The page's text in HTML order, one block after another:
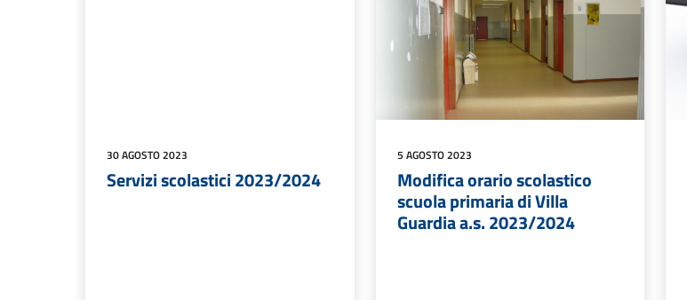
30 AGOSTO 2023
Servizi scolastici 2023/2024
5 AGOSTO 2023
Modifica orario scolastico
scuola primaria di Villa
Guardia a.s. 2023/2024